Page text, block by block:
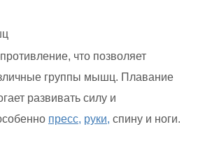
что позволяет
группы мышц. Плавание
развивать силу и
пресс, руки, спину и ноги.